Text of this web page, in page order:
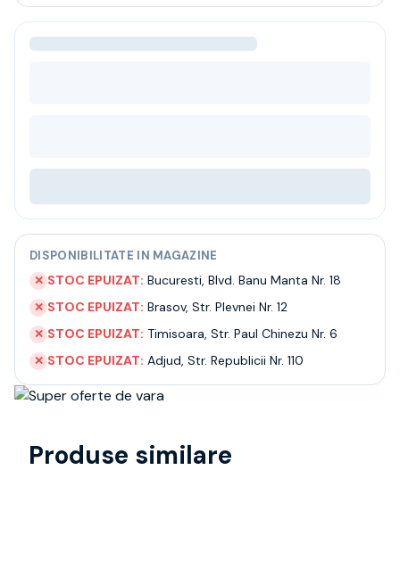
Ceai
Bacanie
Despre noi
Livrare
Termeni si conditii
Politica de confidentialitate
Intrebari frecvente
DISPONIBILITATE IN MAGAZINE
✕ STOC EPUIZAT: Bucuresti, Blvd. Banu Manta Nr. 18
✕ STOC EPUIZAT: Brasov, Str. Plevnei Nr. 12
✕ STOC EPUIZAT: Timisoara, Str. Paul Chinezu Nr. 6
✕ STOC EPUIZAT: Adjud, Str. Republicii Nr. 110
Produse similare